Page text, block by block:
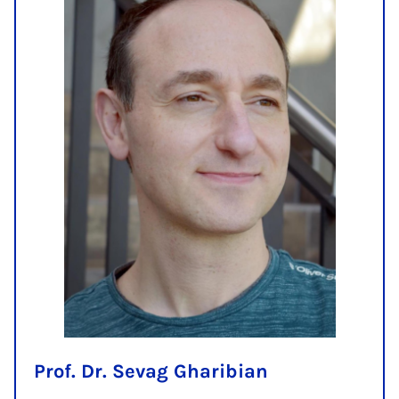
Prof. Dr. Sevag Gharibian